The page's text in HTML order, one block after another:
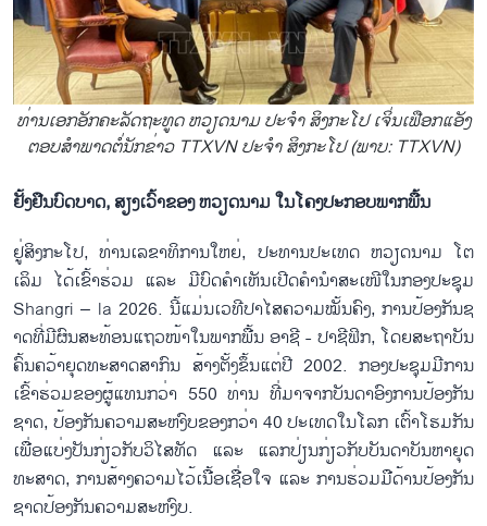
ທ່ານ​ເອກ​ອັກ​ຄະ​ລັດ​ຖະ​ທູດ ຫວຽດນາມ ປະ​ຈຳ ສິງ​ກະ​ໂປ ເຈິ່ນ​ເຟືອກ​ແອັງ
ຕອບ​ສຳ​ພາດ​ຕໍ່​ນັກ​ຂ່າວ TTXVN ປະ​ຈຳ ສິງ​ກະ​ໂປ (ພາບ: TTXVN)
ຢັ້ງ​ຢືນ​ບົດ​ບາດ, ​ສຽງ​ເວົ້າ​ຂອງ ຫວຽດ​ນາມ ໃນ​ໂຄງ​ປະ​ກອບ​ພາ​ກ​ພື້ນ
ຢູ່​ສິງ​ກະ​ໂປ, ທ່ານ​ເລ​ຂາ​ທິ​ການ​ໃຫຍ່, ປະ​ທານ​ປະ​ເທດ ຫວຽດ​ນາມ ໂຕ​
ເລິມ ໄດ້​ເຂົ້າ​ຮ່ວມ ແລະ ມີ​ບົດ​ຄຳ​ເຫັນ​ເປີດ​​ຄຳ​ນຳ​ສະ​ເໜີ​ໃນ​ກອງ​ປະ​ຊຸມ​
Shangri – la 2026. ນີ້​ແມ່ນ​ເວ​ທີ​ປາ​ໄສ​ຄວາມ​ໝັ້ນ​ຄົງ, ການ​ປ້ອງ​ກັນ​ຊ​
າດທີ່​ມີ​ຜົນ​ສະ​ທ້ອນ​ແຖວ​ໜ້າ​ໃນ​ພາກ​ພື້ນ ອາ​ຊີ - ປາ​ຊີ​ຟິກ, ໂດຍ​ສະ​ຖາ​ບັນ​
ຄົ້ນ​ຄວ້າ​ຍຸດ​ທະ​ສາດ​ສາ​ກົນ ສ້າງ​ຕັ້ງ​ຂຶ້ນ​ແຕ່​ປີ 2002. ກອງ​ປະ​ຊຸມ​​ມີ​ການ​
ເຂົ້າ​ຮ່ວມ​ຂອງ​ຜູ້​ແທນກວ່າ 550 ທ່ານ ທີ່​ມາ​ຈາກ​ບັນ​ດາ​ອົງ​ການ​ປ້ອງ​ກັນ​
ຊາດ, ປ້ອງ​ກັນ​ຄວາມ​ສະ​ຫງົບ​ຂອງກວ່າ 40 ປະ​ເທດ​ໃນ​ໂລກ ເຕົ້າ​ໂຮມ​ກັນ​
ເພື່ອແບ່ງ​ປັນ​ກ່ຽວ​ກັບ​ວິ​ໄສ​ທັດ ແລະ ແລກ​ປ່ຽນ​ກ່ຽວ​ກັບ​ບັນ​ດາ​ບັນ​ຫາ​ຍຸດ​
ທະ​ສາດ, ການ​ສ້າງ​ຄວາມ​ໄວ້​ເນື້ອ​ເຊື່ອ​ໃຈ ແລະ ການ​ຮ່ວມ​ມື​ດ້ານ​ປ້ອງ​ກັນ​
ຊາດ​ປ້ອງ​ກັນ​ຄວາມ​ສະ​ຫງົບ.